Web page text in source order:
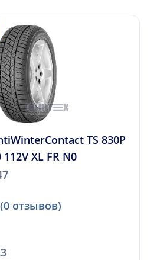
TS 830P
XL FR N0
(0 отзывов)